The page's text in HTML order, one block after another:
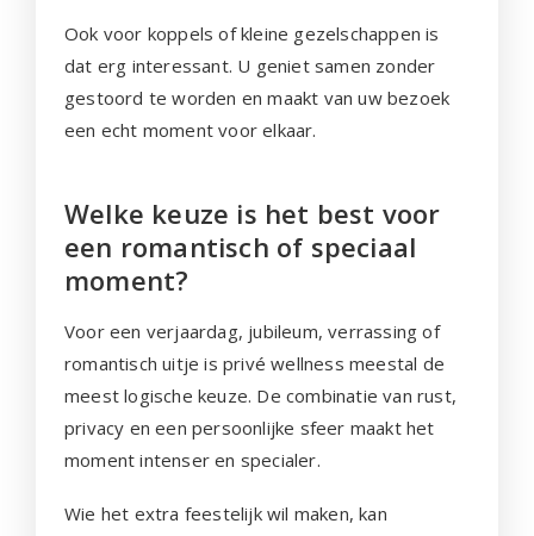
Ook voor koppels of kleine gezelschappen is
dat erg interessant. U geniet samen zonder
gestoord te worden en maakt van uw bezoek
een echt moment voor elkaar.
Welke keuze is het best voor
een romantisch of speciaal
moment?
Voor een verjaardag, jubileum, verrassing of
romantisch uitje is privé wellness meestal de
meest logische keuze. De combinatie van rust,
privacy en een persoonlijke sfeer maakt het
moment intenser en specialer.
Wie het extra feestelijk wil maken, kan